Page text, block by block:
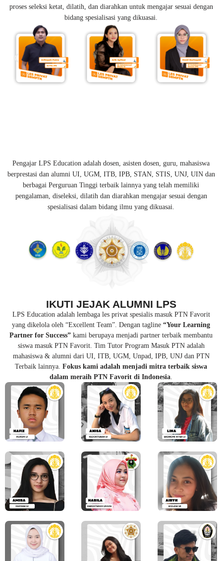
proses seleksi ketat, dilatih, dan diarahkan untuk mengajar sesuai dengan
bidang spesialisasi yang dikuasai.
Pengajar LPS Education adalah dosen, asisten dosen, guru, mahasiswa
berprestasi dan alumni UI, UGM, ITB, IPB, STAN, STIS, UNJ, UIN dan
berbagai Perguruan Tinggi terbaik lainnya yang telah memiliki
pengalaman, diseleksi, dilatih dan diarahkan mengajar sesuai dengan
spesialisasi dalam bidang ilmu yang dikuasai.
IKUTI JEJAK ALUMNI LPS
LPS Education adalah lembaga les privat spesialis masuk PTN Favorit
yang dikelola oleh “Excellent Team”. Dengan tagline “Your Learning
Partner for Success” kami berupaya menjadi partner terbaik membantu
siswa masuk PTN Favorit. Tim Tutor Program Masuk PTN adalah
mahasiswa & alumni dari UI, ITB, UGM, Unpad, IPB, UNJ dan PTN
Terbaik lainnya. Fokus kami adalah menjadi mitra terbaik siswa
dalam meraih PTN Favorit di Indonesia